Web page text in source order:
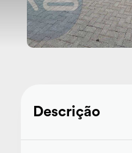
Descrição